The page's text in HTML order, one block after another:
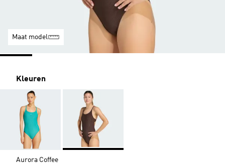
Maat model
Kleuren
Aurora Coffee